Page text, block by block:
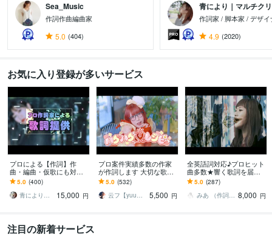
Sea_Music
作詞作曲編曲家
5.0 (404)
青により｜マルチク
作詞家 / 脚本家 / デザイ
4.9 (2020)
お気に入り登録が多いサービス
プロによる【作詞】作
曲・編曲・仮歌にも対応
します テレビ出演歴あり/
CM・映画主題歌の作詞も
手掛けたプロが提供
5.0 (400)
青により｜マルチクリエイター
15,000 円
プロ案件実績多数の作家
が作詞します 大切な歌詞
はぜひ人の手で♪趣味のご
利用ならフル9000円!!
5.0 (532)
云フ【yuu】※プロフィールご確認下さい
5,500 円
全英語詞対応♪プロヒット
曲多数★響く歌詞を届け
ます 唯一無二の歌詞、お
任せ下さい。言葉の力で
感動の歌をあなたに★
5.0 (287)
みあ （作詞 声優 英語 翻訳） 8,000 円
注目の新着サービス